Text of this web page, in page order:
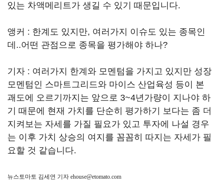
있는 차액메리트가 생길 수 있기 때문입니다.
앵커 : 한계도 있지만, 여러가지 이슈도 있는 종목인
데..어떤 관점으로 종목을 평가해야 하나?
기자 : 여러가지 한계와 모멘텀을 가지고 있지만 성장
모멘텀인 스마트그리드와 마이스 산업육성 등이 본
괘도에 오르기까지는 앞으로 3~4년가량이 지나야 하
기 때문에 현재 가치를 단순히 평가하기 보다는 좀 더
지켜보는 자세를 가질 필요가 있고 투자에 나설 경우
는 이후 가치 상승의 여지를 꼼꼼히 따지는 자세가 필
요할 것 같습니다.
뉴스토마토 김세연 기자 ehouse@etomato.com